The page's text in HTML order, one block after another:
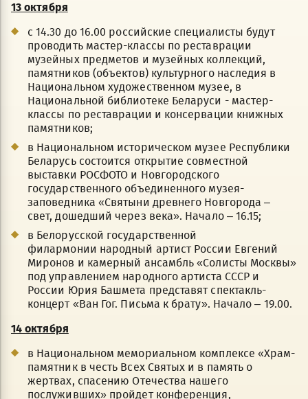
13 октября
с 14.30 до 16.00 российские специалисты будут
проводить мастер-классы по реставрации
музейных предметов и музейных коллекций,
памятников (объектов) культурного наследия в
Национальном художественном музее, в
Национальной библиотеке Беларуси - мастер-
классы по реставрации и консервации книжных
памятников;
в Национальном историческом музее Республики
Беларусь состоится открытие совместной
выставки РОСФОТО и Новгородского
государственного объединенного музея-
заповедника «Святыни древнего Новгорода –
свет, дошедший через века». Начало – 16.15;
в Белорусской государственной
филармонии народный артист России Евгений
Миронов и камерный ансамбль «Солисты Москвы»
под управлением народного артиста СССР и
России Юрия Башмета представят спектакль-
концерт «Ван Гог. Письма к брату». Начало – 19.00.
14 октября
в Национальном мемориальном комплексе «Храм-
памятник в честь Всех Святых и в память о
жертвах, спасению Отечества нашего
послуживших» пройдет конференция,